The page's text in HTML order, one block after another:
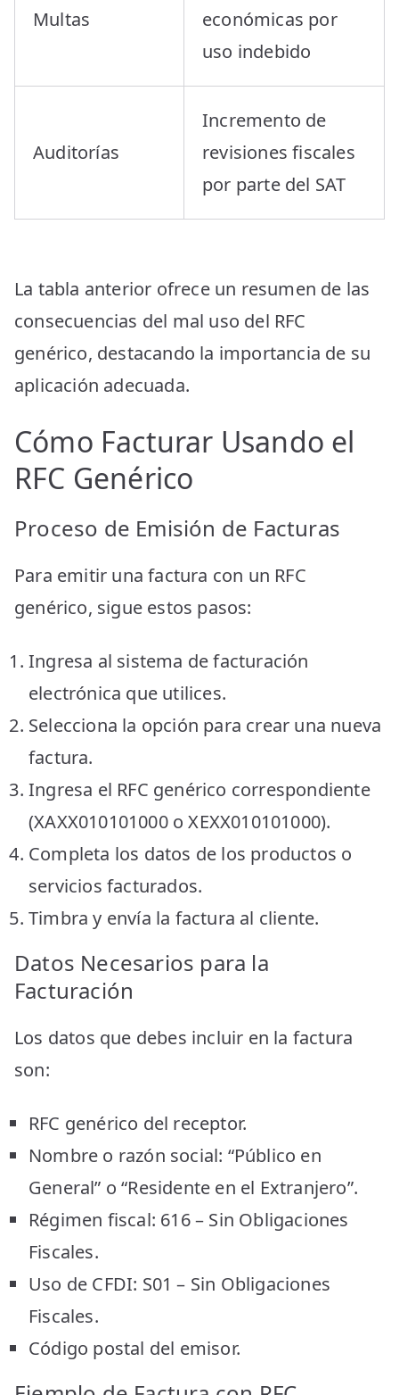
Multas
económicas por
uso indebido
Auditorías
Incremento de
revisiones fiscales
por parte del SAT
La tabla anterior ofrece un resumen de las
consecuencias del mal uso del RFC
genérico, destacando la importancia de su
aplicación adecuada.
Cómo Facturar Usando el
RFC Genérico
Proceso de Emisión de Facturas
Para emitir una factura con un RFC
genérico, sigue estos pasos:
Ingresa al sistema de facturación
electrónica que utilices.
Selecciona la opción para crear una nueva
factura.
Ingresa el RFC genérico correspondiente
(XAXX010101000 o XEXX010101000).
Completa los datos de los productos o
servicios facturados.
Timbra y envía la factura al cliente.
Datos Necesarios para la
Facturación
Los datos que debes incluir en la factura
son:
RFC genérico del receptor.
Nombre o razón social: “Público en
General” o “Residente en el Extranjero”.
Régimen fiscal: 616 – Sin Obligaciones
Fiscales.
Uso de CFDI: S01 – Sin Obligaciones
Fiscales.
Código postal del emisor.